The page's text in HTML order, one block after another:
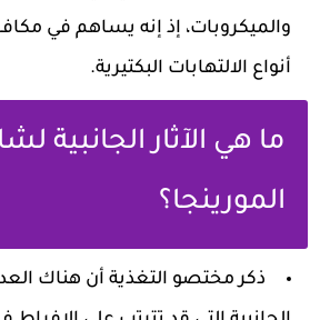
والميكروبات، إذ إنه يساهم في
أنواع الالتهابات البكتيرية.
ما هي الآثار الجانبية
المورينجا؟
ذكر مختصو التغذية أن هناك